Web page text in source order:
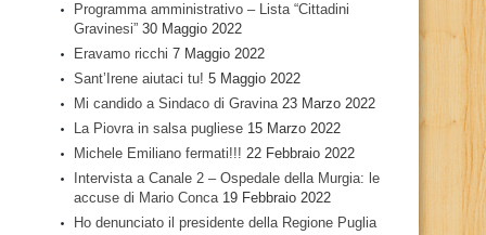
Programma amministrativo – Lista “Cittadini
Gravinesi” 30 Maggio 2022
Eravamo ricchi 7 Maggio 2022
Sant’Irene aiutaci tu! 5 Maggio 2022
Mi candido a Sindaco di Gravina 23 Marzo 2022
La Piovra in salsa pugliese 15 Marzo 2022
Michele Emiliano fermati!!! 22 Febbraio 2022
Intervista a Canale 2 – Ospedale della Murgia: le
accuse di Mario Conca 19 Febbraio 2022
Ho denunciato il presidente della Regione Puglia